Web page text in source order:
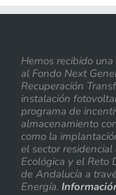
Hemos recibido
al Fondo Next
Recuperación
instalación
programa de
almacenamiento
como la
el sector
Ecológica y el Reto
de Andalucía a
Energía.